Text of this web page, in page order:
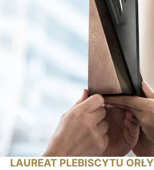
LAUREAT PLEBISCYTU ORŁY